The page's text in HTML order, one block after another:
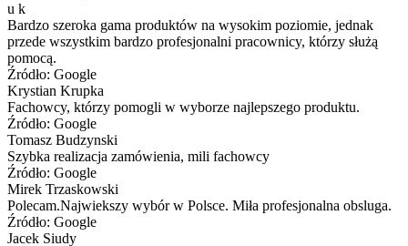
u k
Bardzo szeroka gama produktów na wysokim poziomie, jednak
przede wszystkim bardzo profesjonalni pracownicy, którzy służą
pomocą.
Źródło: Google
Krystian Krupka
Fachowcy, którzy pomogli w wyborze najlepszego produktu.
Źródło: Google
Tomasz Budzynski
Szybka realizacja zamówienia, mili fachowcy
Źródło: Google
Mirek Trzaskowski
Polecam.Najwiekszy wybór w Polsce. Miła profesjonalna obsluga.
Źródło: Google
Jacek Siudy